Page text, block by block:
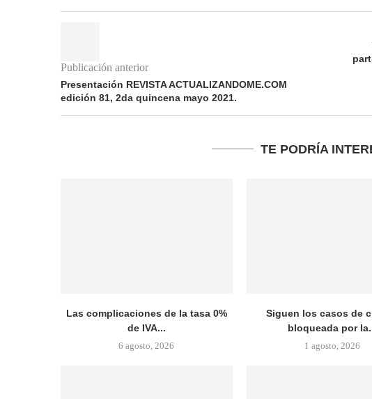
Publicación anterior
Presentación REVISTA ACTUALIZANDOME.COM
edición 81, 2da quincena mayo 2021.
TE PODRÍA
Las complicaciones de la tasa 0%
de IVA...
6 agosto, 2026
Siguen los casos de
bloqueada por
1 agosto, 2026